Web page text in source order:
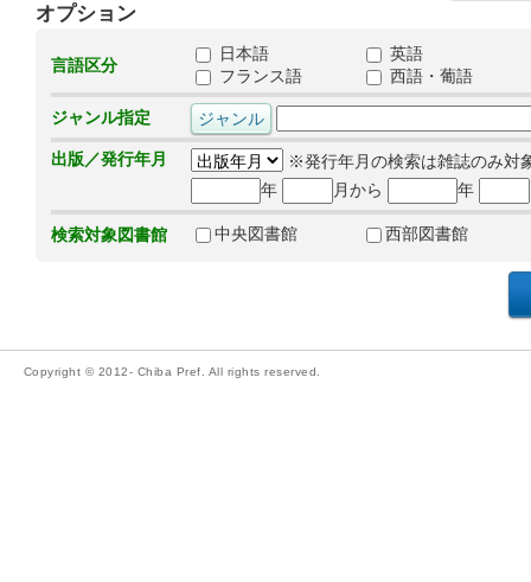
オプション
言語区分
日本語
英語
フランス語
西語・葡語
ジャンル指定
出版／発行年月
※発行年月の検索は雑誌のみ対
年
月から 年
検索対象図書館 中央図書館 西部図書館
Copyright © 2012- Chiba Pref. All rights reserved.